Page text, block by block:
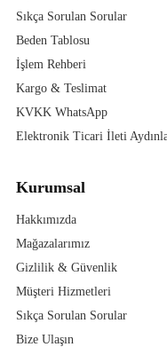
Sıkça Sorulan Sorular
Beden Tablosu
İşlem Rehberi
Kargo & Teslimat
KVKK WhatsApp
Elektronik Ticari İleti
Kurumsal
Hakkımızda
Mağazalarımız
Gizlilik & Güvenlik
Müşteri Hizmetleri
Sıkça Sorulan Sorular
Bize Ulaşın